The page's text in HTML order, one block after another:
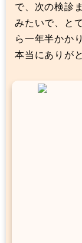
で、次の検診
みたいで、と
ら一年半かか
本当にありがと